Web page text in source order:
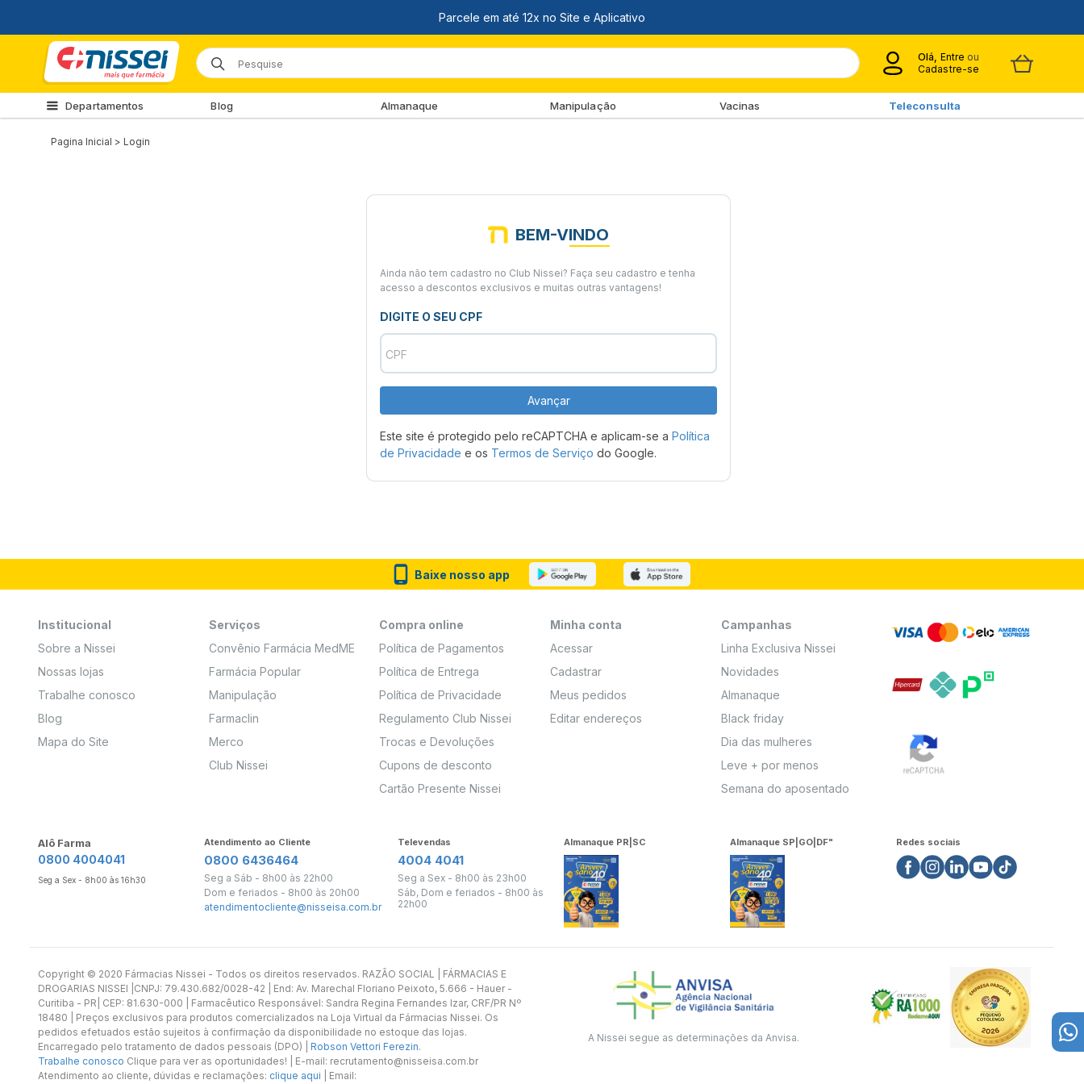
Olá, Entre ou
Cadastre-se
Departamentos Blog Almanaque Manipulação Vacinas Teleconsulta
Pagina Inicial > Login
BEM-VINDO
Ainda não tem cadastro no Club Nissei? Faça seu cadastro e tenha
acesso a descontos exclusivos e muitas outras vantagens!
DIGITE O SEU CPF
CPF
Avançar
Este site é protegido pelo reCAPTCHA e aplicam-se aPolítica
de Privacidade e os Termos de Serviço do Google.
Baixe nosso app
Institucional
Sobre a Nissei
Nossas lojas
Trabalhe conosco
Blog
Mapa do Site
Serviços
Convênio Farmácia MedME
Farmácia Popular
Manipulação
Farmaclin
Merco
Club Nissei
Compra online
Política de Pagamentos
Política de Entrega
Política de Privacidade
Regulamento Club Nissei
Trocas e Devoluções
Cupons de desconto
Cartão Presente Nissei
Minha conta
Acessar
Cadastrar
Meus pedidos
Editar endereços
Campanhas
Linha Exclusiva Nissei
Novidades
Almanaque
Black friday
Dia das mulheres
Leve + por menos
Semana do aposentado
Alô Farma
0800 4004041
Seg a Sex - 8h00 às 16h30
Atendimento ao Cliente
0800 6436464
Seg a Sáb - 8h00 às 22h00
Dom e feriados - 8h00 às 20h00
atendimentocliente@nisseisa.com.br
Televendas
4004 4041
Seg a Sex - 8h00 às 23h00
Sáb, Dom e feriados - 8h00 às
22h00
Almanaque PR|SC Almanaque SP|GO|DF" Redes sociais
Copyright ©️ 2020 Fármacias Nissei - Todos os direitos reservados. RAZÃO SOCIAL | FÁRMACIAS E
DROGARIAS NISSEI |CNPJ: 79.430.682/0028-42 | End: Av. Marechal Floriano Peixoto, 5.666 - Hauer -
Curitiba - PR| CEP: 81.630-000 | Farmacêutico Responsável: Sandra Regina Fernandes Izar, CRF/PR Nº
18480 | Preços exclusivos para produtos comercializados na Loja Virtual da Fármacias Nissei. Os
pedidos efetuados estão sujeitos à confirmação da disponibilidade no estoque das lojas.
Encarregado pelo tratamento de dados pessoais (DPO) | Robson Vettori Ferezin.
Trabalhe conosco Clique para ver as oportunidades! | E-mail: recrutamento@nisseisa.com.br
Atendimento ao cliente, dúvidas e reclamações: clique aqui | Email:
A Nissei segue as determinações da Anvisa.